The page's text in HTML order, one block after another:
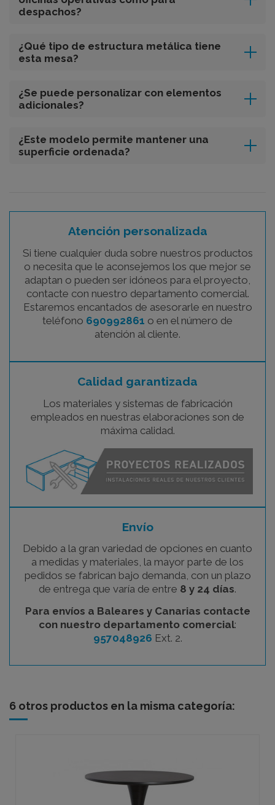
despachos?
¿Qué tipo de estructura metálica tiene
esta mesa?
¿Se puede personalizar con elementos
adicionales?
¿Este modelo permite mantener una
superficie ordenada?
Atención personalizada
Si tiene cualquier duda sobre nuestros productos
o necesita que le aconsejemos los que mejor se
adaptan o pueden ser idóneos para el proyecto,
contacte con nuestro departamento comercial.
Estaremos encantados de asesorarle en nuestro
teléfono 690992861 o en el número de
atención al cliente.
Calidad garantizada
Los materiales y sistemas de fabricación
empleados en nuestras elaboraciones son de
máxima calidad.
Envío
Debido a la gran variedad de opciones en cuanto
a medidas y materiales, la mayor parte de los
pedidos se fabrican bajo demanda, con un plazo
de entrega que varía de entre 8 y 24 días.
Para envíos a Baleares y Canarias contacte
con nuestro departamento comercial:
957048926 Ext. 2.
6 otros productos en la misma categoría: